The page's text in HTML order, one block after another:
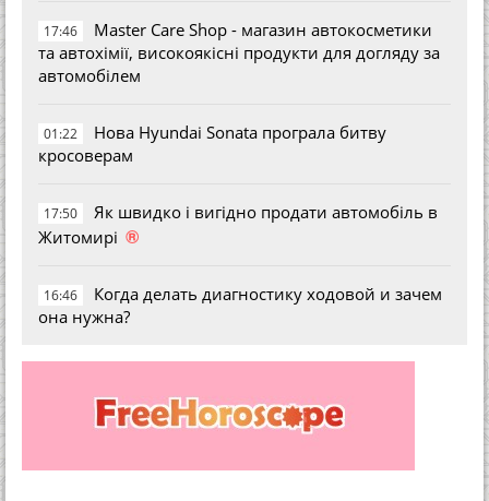
17:46
Master Care Shop - магазин автокосметики
та автохімії, високоякісні продукти для догляду за
автомобілем
01:22
Нова Hyundai Sonata програла битву
кросоверам
17:50
Як швидко і вигідно продати автомобіль в
Житомирі ®
16:46
Когда делать диагностику ходовой и зачем
она нужна?